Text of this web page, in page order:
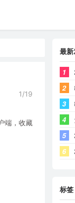
1/19
端，收藏
最
1
2
3
4
5
6
标签